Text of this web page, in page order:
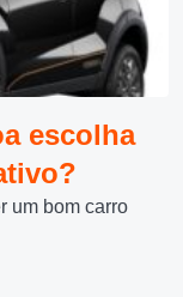
escolha
um bom carro